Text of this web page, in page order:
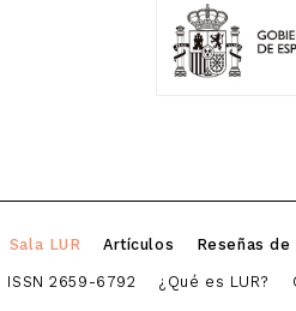
Sala LUR Artículos Reseñas
ISSN 2659-6792 ¿Qué es LUR?